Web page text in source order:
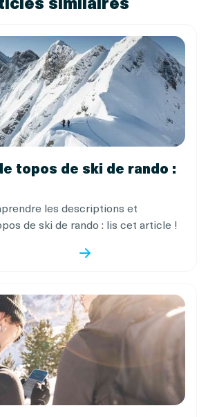
topos de ski de rando :
les descriptions et
de ski de rando : lis cet article !